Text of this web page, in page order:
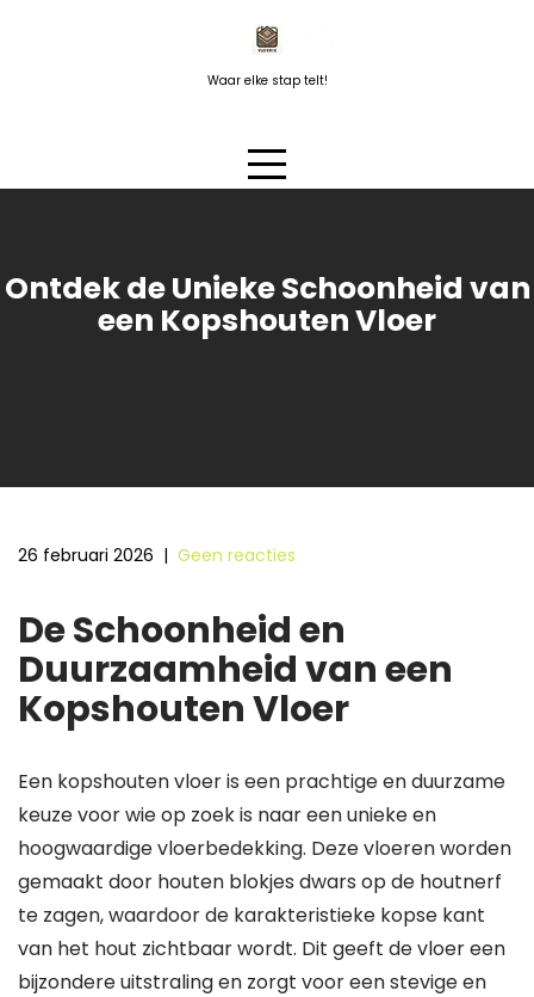
Waar elke stap telt!
Ontdek de Unieke Schoonheid van
een Kopshouten Vloer
26 februari 2026 | Geen reacties
De Schoonheid en
Duurzaamheid van een
Kopshouten Vloer
Een kopshouten vloer is een prachtige en duurzame
keuze voor wie op zoek is naar een unieke en
hoogwaardige vloerbedekking. Deze vloeren worden
gemaakt door houten blokjes dwars op de houtnerf
te zagen, waardoor de karakteristieke kopse kant
van het hout zichtbaar wordt. Dit geeft de vloer een
bijzondere uitstraling en zorgt voor een stevige en